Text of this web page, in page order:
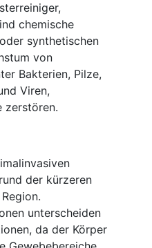
chemische
synthetischen
von
Bakterien, Pilze,
Viren,
zerstören.
der kürzeren
unterscheiden
da der Körper